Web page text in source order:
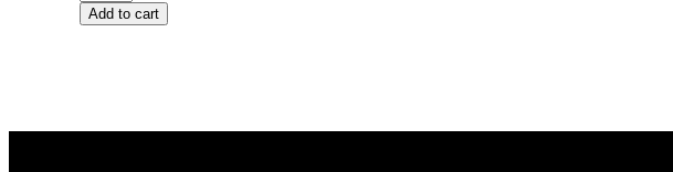
MP72-
Add to cart